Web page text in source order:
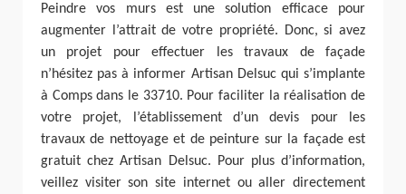
Peindre vos murs est une solution efficace pour
augmenter l’attrait de votre propriété. Donc, si avez
un projet pour effectuer les travaux de façade
n’hésitez pas à informer Artisan Delsuc qui s’implante
à Comps dans le 33710. Pour faciliter la réalisation de
votre projet, l’établissement d’un devis pour les
travaux de nettoyage et de peinture sur la façade est
gratuit chez Artisan Delsuc. Pour plus d’information,
veillez visiter son site internet ou aller directement